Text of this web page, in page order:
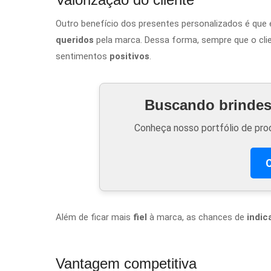
Outro benefício dos presentes personalizados é
queridos pela marca. Dessa forma, sempre que o
sentimentos positivos.
Buscando
Conheça nosso portfólio de
Além de ficar mais fiel à marca, as chances de
Vantagem competitiva